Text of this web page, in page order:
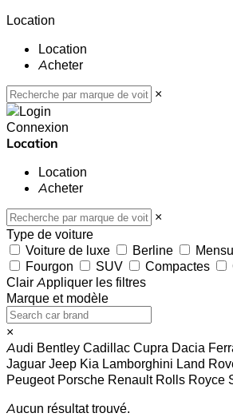
Location
Location
Acheter
×
Connexion
Location
Location
Acheter
×
Type de voiture
Voiture de luxe
Berline
Fourgon
SUV Compactes
Clair Appliquer les filtres
Marque et modèle
×
Audi Bentley Cadillac Cupra Dacia
Jaguar Jeep Kia Lamborghini Land
Peugeot Porsche Renault Rolls Royce
Aucun résultat trouvé.